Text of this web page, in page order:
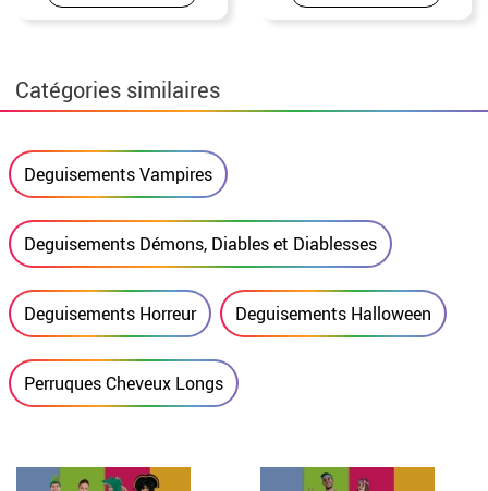
Catégories similaires
Deguisements Vampires
Deguisements Démons, Diables et Diablesses
Deguisements Horreur Deguisements Halloween
Perruques Cheveux Longs